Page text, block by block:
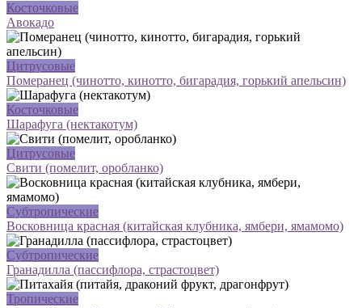
Косточковые
Авокадо
Цитрусовые
Померанец (чинотто, кинотто, бигарадия, горький апельсин)
Косточковые
Шарафуга (нектакотум)
Цитрусовые
Свити (помелит, оробланко)
Субтропические
Восковница красная (китайская клубника, ямбери, ямамомо)
Субтропические
Гранадилла (пассифлора, страстоцвет)
Тропические